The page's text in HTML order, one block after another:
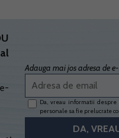
Adauga mai jos adresa de
Da, vreau informatii despre
personale sa fie prelucrate